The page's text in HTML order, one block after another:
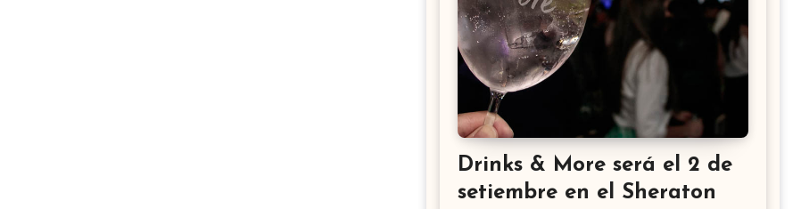
Drinks & More será el 2 de
setiembre en el Sheraton